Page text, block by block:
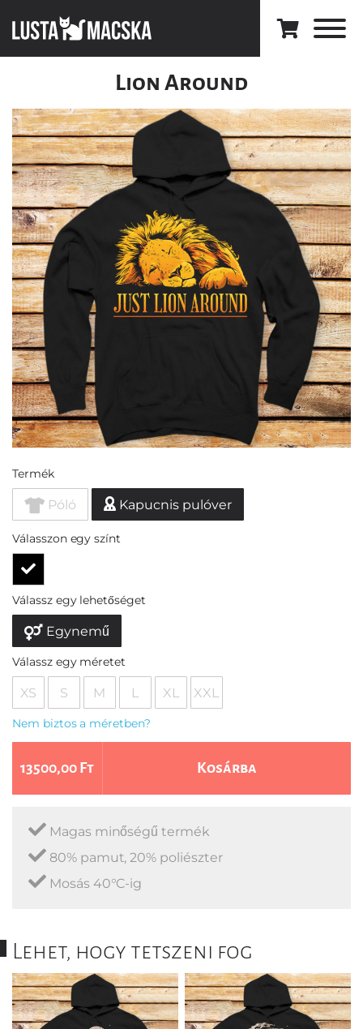
Lion Around
Termék
Póló Kapucnis pulóver
Válasszon egy színt
Válassz egy lehetőséget
Egynemű
Válassz egy méretet
XS S M L XL XXL
Nem biztos a méretben?
13500,00 Ft Kosárba
Magas minőségű termék
80% pamut, 20% poliészter
Mosás 40°C-ig
Lehet, hogy tetszeni fog